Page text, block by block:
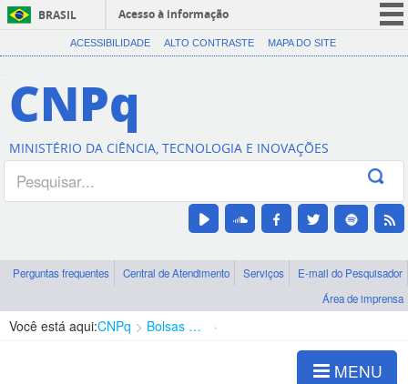
BRASIL
Acesso à informação
CORONAVÍRUS (COVID-19)
Canais
ACESSIBILIDADE ALTO CONTRASTE MAPA DO SITE
CNPq
MINISTÉRIO DA CIÊNCIA, TECNOLOGIA E INOVAÇÕES
Perguntas frequentes Central de Atendimento Serviços
E-mail do Pesquisador
Área de imprensa
Você está aqui:CNPq Bolsas e Auxílios Vigentes
MENU